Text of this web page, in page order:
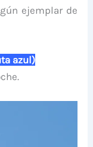
ejemplar de
azul)